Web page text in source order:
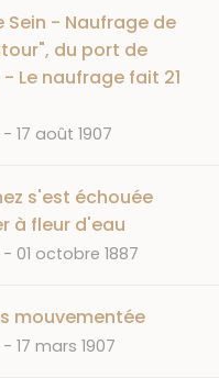
Sein - Naufrage de
du port de
Le naufrage fait 21
DATE
17 août 1907
s'est échouée
à fleur d'eau
DATE
01 octobre 1887
mouvementée
DATE
17 mars 1907